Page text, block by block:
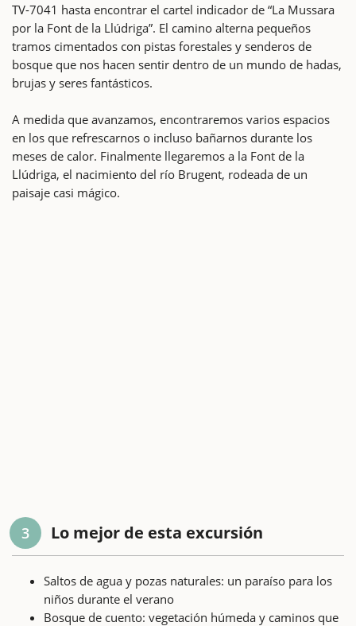
TV-7041 hasta encontrar el cartel indicador de “La Mussara
por la Font de la Llúdriga”. El camino alterna pequeños
tramos cimentados con pistas forestales y senderos de
bosque que nos hacen sentir dentro de un mundo de hadas,
brujas y seres fantásticos.
A medida que avanzamos, encontraremos varios espacios
en los que refrescarnos o incluso bañarnos durante los
meses de calor. Finalmente llegaremos a la Font de la
Llúdriga, el nacimiento del río Brugent, rodeada de un
paisaje casi mágico.
3 Lo mejor de esta excursión
Saltos de agua y pozas naturales: un paraíso para los
niños durante el verano
Bosque de cuento: vegetación húmeda y caminos que